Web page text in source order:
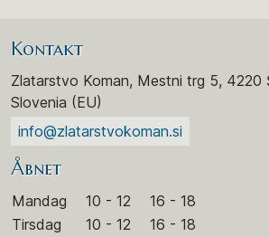
Kontakt
Zlatarstvo Koman, Mestni trg 5, 4220
Slovenia (EU)
info@zlatarstvokoman.si
Åbnet
Mandag 10 - 12
16 - 18
Tirsdag
10 - 12
16 - 18